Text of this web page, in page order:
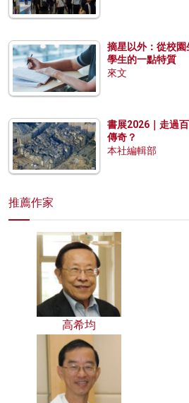
摘星以外：從校
學生的一點特質
來文
書展2026｜走過
傳奇？
本社編輯部
推薦作家
高希均